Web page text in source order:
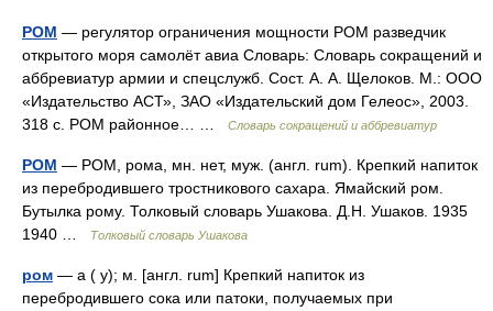
РОМ — регулятор ограничения мощности РОМ разведчик
открытого моря самолёт авиа Словарь: Словарь сокращений и
аббревиатур армии и спецслужб. Сост. А. А. Щелоков. М.: ООО
«Издательство АСТ», ЗАО «Издательский дом Гелеос», 2003.
318 с. РОМ районное… …
Словарь сокращений и аббревиатур
РОМ — РОМ, рома, мн. нет, муж. (англ. rum). Крепкий напиток
из перебродившего тростникового сахара. Ямайский ром.
Бутылка рому. Толковый словарь Ушакова. Д.Н. Ушаков. 1935
1940 …
Толковый словарь Ушакова
ром — а ( у); м. [англ. rum] Крепкий напиток из
перебродившего сока или патоки, получаемых при